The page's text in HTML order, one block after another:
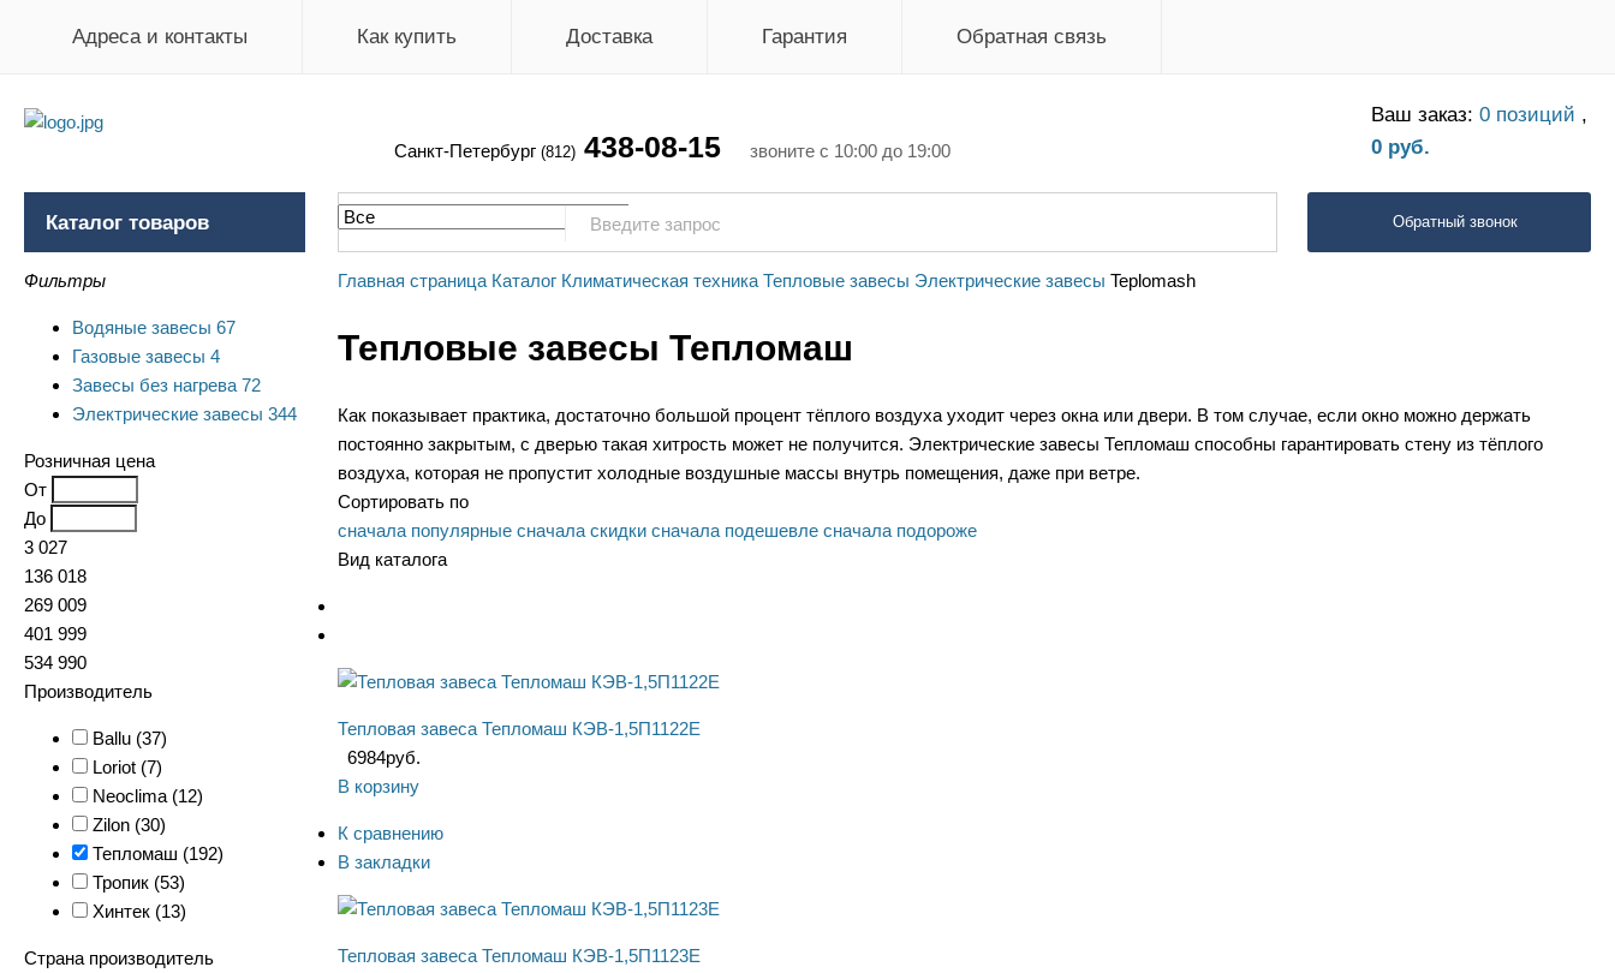
Адреса и контакты Как купить Доставка Гарантия Обратная связь
Санкт-Петербург (812) 438-08-15 звоните с 10:00 до 19:00
Ваш заказ: 0 позиций ,
0 руб.
Каталог товаров Обратный звонок
Фильтры
Водяные завесы 67
Газовые завесы 4
Завесы без нагрева 72
Электрические завесы 344
Розничная цена
От
До
3 027
136 018
269 009
401 999
534 990
Производитель
Ballu (37)
Loriot (7)
Neoclima (12)
Zilon (30)
Тепломаш (192)
Тропик (53)
Хинтек (13)
Страна производитель
Главная страница Каталог Климатическая техника Тепловые завесы Электрические завесы Teplomash
Тепловые завесы Тепломаш
Как показывает практика, достаточно большой процент тёплого воздуха уходит через окна или двери. В том случае, если окно можно держать
постоянно закрытым, с дверью такая хитрость может не получится. Электрические завесы Тепломаш способны гарантировать стену из тёплого
воздуха, которая не пропустит холодные воздушные массы внутрь помещения, даже при ветре.
Сортировать по
сначала популярные сначала скидки сначала подешевле сначала подороже
Вид каталога
Тепловая завеса Тепломаш КЭВ-1,5П1122Е
6984руб.
В корзину
К сравнению
В закладки
Тепловая завеса Тепломаш КЭВ-1,5П1123Е